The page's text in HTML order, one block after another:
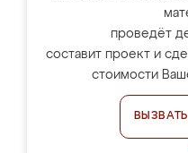
проведёт
составит проект и
стоимости